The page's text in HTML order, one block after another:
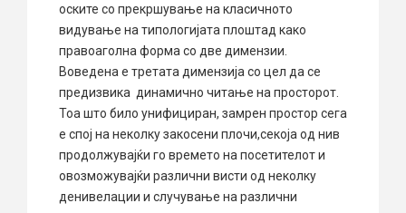
оските со прекршување на класичното
видување на типологијата плоштад како
правоаголна форма со две димензии.
Воведена е третата димензија со цел да се
предизвика динамично читање на просторот.
Тоа што било унифициран, замрен простор сега
е спој на неколку закосени плочи,секоја од нив
продолжувајќи го времето на посетителот и
овозможувајќи различни висти од неколку
денивелации и случување на различни